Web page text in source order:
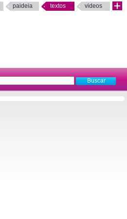
paideia textos videos